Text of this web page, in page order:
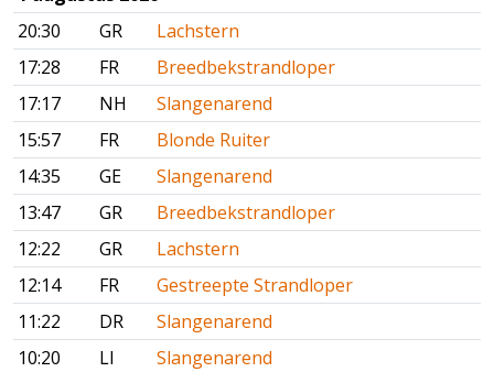
20:30
GR
Lachstern
17:28
FR
Breedbekstrandloper
17:17
NH
Slangenarend
15:57
FR
Blonde Ruiter
14:35
GE
Slangenarend
13:47
GR
Breedbekstrandloper
12:22
GR
Lachstern
12:14
FR
Gestreepte Strandloper
11:22
DR
Slangenarend
10:20
LI
Slangenarend